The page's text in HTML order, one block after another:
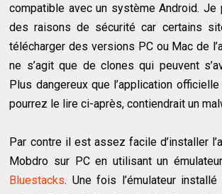
compatible avec un système Android. Je
des raisons de sécurité car certains
télécharger des versions PC ou Mac de
ne s’agit que de clones qui peuvent
Plus dangereux que l’application
pourrez le lire ci-après, contiendrait un
Par contre il est assez facile d’installer
Mobdro sur PC en utilisant un
Bluestacks. Une fois l’émulateur installé